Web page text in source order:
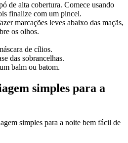
de alta cobertura. Comece usando
finalize com um pincel.
marcações leves abaixo das maçãs,
os olhos.
de cílios.
das sobrancelhas.
balm ou batom.
simples para a
simples para a noite bem fácil de